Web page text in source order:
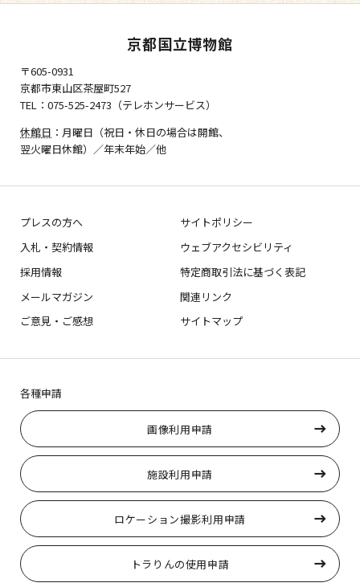
京都国立博物館
〒605-0931
京都市東山区茶屋町527
TEL：075-525-2473（テレホンサービス）
休館日 ：月曜日（祝日・休日の場合は開館、
翌火曜日休館）／年末年始／他
プレスの方へ
サイトポリシー
入札・契約情報
ウェブアクセシビリティ
採用情報
特定商取引法に基づく表記
メールマガジン
関連リンク
ご意見・ご感想
サイトマップ
各種申請
画像利用申請
施設利用申請
ロケーション撮影利用申請
トラりんの使用申請